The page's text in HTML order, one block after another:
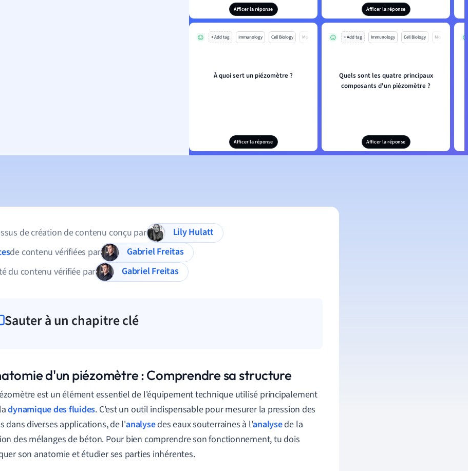
Afficer la réponse Afficer la réponse
+ Add tag Immunology Cell Biology Mo
À quoi sert un piézomètre ?
Afficer la réponse
+ Add tag Immunology Cell Biology Mo
Quels sont les quatre principaux
composants d'un piézomètre ?
Afficer la réponse
de création de contenu conçu par
Lily Hulatt
de contenu vérifiées par
Gabriel Freitas
du contenu vérifiée par
Gabriel Freitas
Sauter à un chapitre clé
d'un piézomètre : Comprendre sa structure
est un élément essentiel de l'équipement technique utilisé principalement
dynamique des fluides. C'est un outil indispensable pour mesurer la pression des
dans diverses applications, de l'analysedes eaux souterraines à l'analysede la
des mélanges de béton. Pour bien comprendre son fonctionnement, tu dois
son anatomie et étudier ses parties inhérentes.